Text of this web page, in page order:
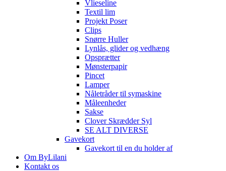
Vlieseline
Textil lim
Projekt Poser
Clips
Snørre Huller
Lynlås, glider og vedhæng
Opsprætter
Mønsterpapir
Pincet
Lamper
Nåletråder til symaskine
Måleenheder
Sakse
Clover Skrædder Syl
SE ALT DIVERSE
Gavekort
Gavekort til en du holder af
Om ByLilani
Kontakt os